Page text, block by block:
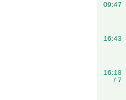
09:47
16:43
16:18
/ 7